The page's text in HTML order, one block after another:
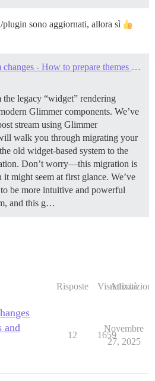
sono aggiornati, allora sì
Upcoming post stream changes - How to prepare themes and plugins
legacy “widget” rendering
Glimmer components. We’ve
stream using Glimmer
walk you through migrating your
old widget-based system to the
Don’t worry—this migration is
might seem at first glance. We’ve
be more intuitive and powerful
and this g…
Risposte Visualizzazioni
Attività
and
12 1659
Novembre
27, 2025